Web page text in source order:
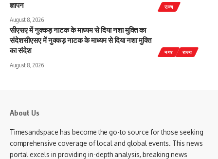
राज्य
ज्ञापन
August 8, 2026
नगर राज्य
सीएसए में नुक्कड़ नाटक के माध्यम से दिया नशा मुक्ति का
संदेशसीएसए में नुक्कड़ नाटक के माध्यम से दिया नशा मुक्ति
का संदेश
August 8, 2026
About Us
Timesandspace has become the go-to source for those seeking
comprehensive coverage of local and global events. This news
portal excels in providing in-depth analysis, breaking news